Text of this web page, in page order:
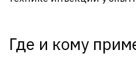
Где и кому